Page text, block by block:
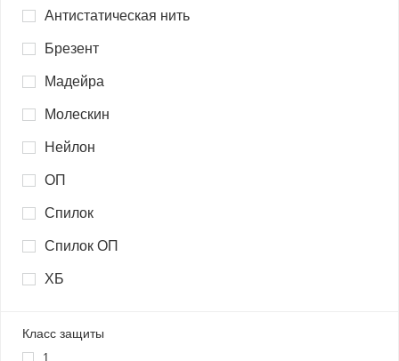
Антистатическая нить
Брезент
Мадейра
Молескин
Нейлон
ОП
Спилок
Спилок ОП
ХБ
Класс защиты
1